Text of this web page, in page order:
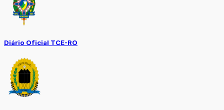
Diário Oficial TCE-RO